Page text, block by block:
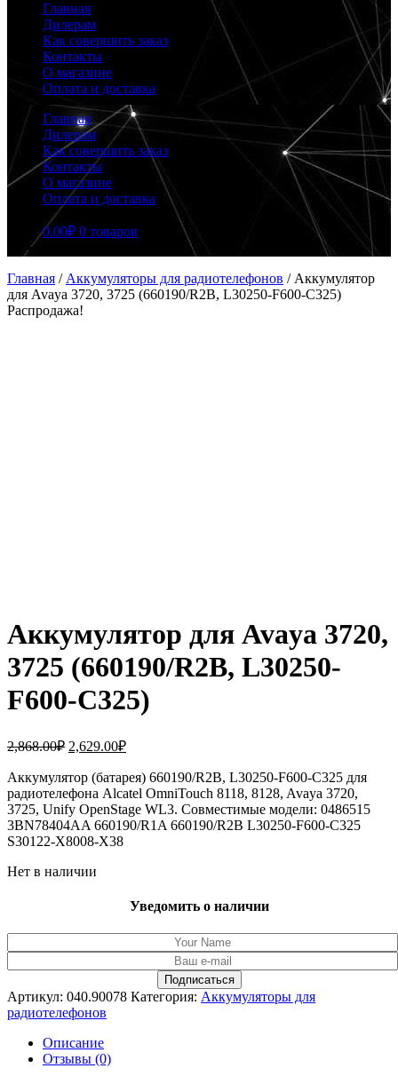
Главная
Дилерам
Как совершить заказ
Контакты
О магазине
Оплата и доставка
Главная
Дилерам
Как совершить заказ
Контакты
О магазине
Оплата и доставка
0.00₽ 0 товаров
Главная / Аккумуляторы для радиотелефонов / Аккумулятор
для Avaya 3720, 3725 (660190/R2B, L30250-F600-C325)
Распродажа!
Аккумулятор для Avaya 3720,
3725 (660190/R2B, L30250-
F600-C325)
2,868.00₽ Первоначальная
составляла
2,868.00₽.
2,629.00₽Текущая
2,629.00₽.
Аккумулятор (батарея) 660190/R2B, L30250-F600-C325 для
радиотелефона Alcatel OmniTouch 8118, 8128, Avaya 3720,
3725, Unify OpenStage WL3. Совместимые модели: 0486515
3BN78404AA 660190/R1A 660190/R2B L30250-F600-C325
S30122-X8008-X38
Нет в наличии
Уведомить о наличии
Артикул: 040.90078 Категория: Аккумуляторы для
радиотелефонов
Описание
Отзывы (0)